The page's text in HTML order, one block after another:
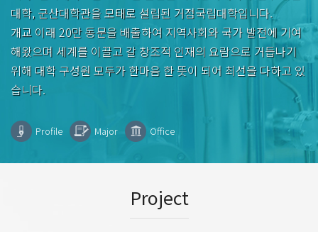
대학, 군산대학관을 모태로 설립된 거점국립대학입니다.
개교 이래 20만 동문을 배출하여 지역사회와 국가 발전에 기여
해왔으며 세계를 이끌고 갈 창조적 인재의 요람으로 거듭나기
위해 대학 구성원 모두가 한마음 한 뜻이 되어 최선을 다하고 있
습니다.
Profile Major Office
Project